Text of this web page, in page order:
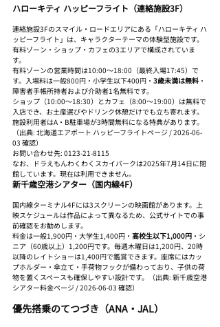
ハローキティ ハッピーフライト（連絡施設3F）
連絡施設3Fのスマイル・ロードエリアにある「ハローキティ ハ
ッピーフライト」は、キャラクターテーマの体験型施設です。
有料ゾーン・ショップ・カフェの3エリアで構成されていま
す。
有料ゾーンの営業時間は10:00〜18:00（最終入場17:45）で
す。入場料は一般800円・小学生以下400円・ 3歳未満は無料 ・
障害者手帳所持者および介助者1名無料です。
ショップ（10:00〜18:30）とカフェ（8:00〜19:00）は無料で
入店でき、お土産選びやドリンク休憩だけでも立ち寄れます。
施設利用者はA・B駐車場が3時間無料になる特典があります。
（出典: 北海道エアポート ハッピーフライトページ / 2026-06-
03 確認）
お問い合わせ先: 0123-21-8115
なお、ドラえもんわくわくスカイパークは2025年7月14日に閉
館しています。現在は利用できません。
新千歳空港シアター（国内線4F）
国内線ターミナル4Fには3スクリーンの映画館があります。上
映スケジュールは作品によって異なるため、公式サイトでの事
前確認をお勧めします。
料金は一般1,900円・大学生1,400円・ 高校生以下1,000円 ・シ
ニア（60歳以上）1,200円です。毎週木曜日は1,200円、20時
以降のレイトショーは1,400円で鑑賞できます。座席にはカッ
プホルダー・傘立て・手荷物フックが備わっており、子供の荷
物を置くスペースも確保しやすい設計です。（出典: 新千歳空港
シアター料金ページ / 2026-06-03 確認）
優先搭乗のてつづき（ANA・JAL）